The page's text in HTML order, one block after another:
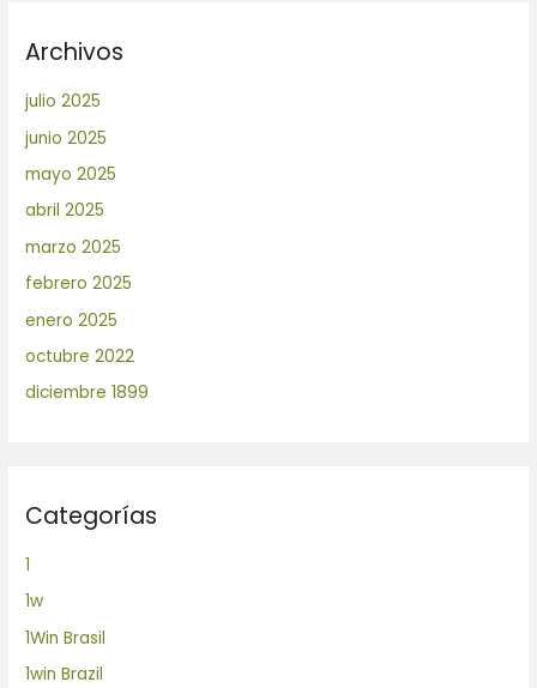
Archivos
julio 2025
junio 2025
mayo 2025
abril 2025
marzo 2025
febrero 2025
enero 2025
octubre 2022
diciembre 1899
Categorías
1
1w
1Win Brasil
1win Brazil